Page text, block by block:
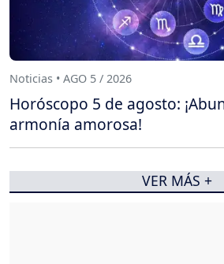
Noticias • AGO 5 / 2026
Horóscopo 5 de agosto:
armonía amorosa!
VER MÁS +